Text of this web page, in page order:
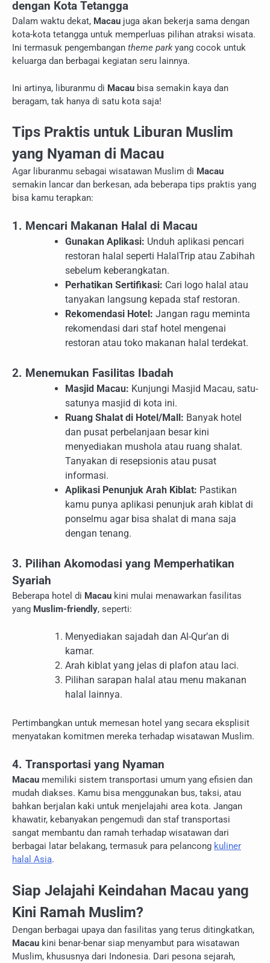
dengan Kota Tetangga
Dalam waktu dekat, Macau juga akan bekerja sama dengan
kota-kota tetangga untuk memperluas pilihan atraksi wisata.
Ini termasuk pengembangan theme parkyang cocok untuk
keluarga dan berbagai kegiatan seru lainnya.
Ini artinya, liburanmu di Macau bisa semakin kaya dan
beragam, tak hanya di satu kota saja!
Tips Praktis untuk Liburan Muslim
yang Nyaman di Macau
Agar liburanmu sebagai wisatawan Muslim di Macau
semakin lancar dan berkesan, ada beberapa tips praktis yang
bisa kamu terapkan:
1. Mencari Makanan Halal di Macau
Gunakan Aplikasi: Unduh aplikasi pencari
restoran halal seperti HalalTrip atau Zabihah
sebelum keberangkatan.
Perhatikan Sertifikasi: Cari logo halal atau
tanyakan langsung kepada staf restoran.
Rekomendasi Hotel: Jangan ragu meminta
rekomendasi dari staf hotel mengenai
restoran atau toko makanan halal terdekat.
2. Menemukan Fasilitas Ibadah
Masjid Macau: Kunjungi Masjid Macau, satu-
satunya masjid di kota ini.
Ruang Shalat di Hotel/Mall: Banyak hotel
dan pusat perbelanjaan besar kini
menyediakan mushola atau ruang shalat.
Tanyakan di resepsionis atau pusat
informasi.
Aplikasi Penunjuk Arah Kiblat: Pastikan
kamu punya aplikasi penunjuk arah kiblat di
ponselmu agar bisa shalat di mana saja
dengan tenang.
3. Pilihan Akomodasi yang Memperhatikan
Syariah
Beberapa hotel di Macau kini mulai menawarkan fasilitas
yang Muslim-friendly, seperti:
Menyediakan sajadah dan Al-Qur’an di
kamar.
Arah kiblat yang jelas di plafon atau laci.
Pilihan sarapan halal atau menu makanan
halal lainnya.
Pertimbangkan untuk memesan hotel yang secara eksplisit
menyatakan komitmen mereka terhadap wisatawan Muslim.
4. Transportasi yang Nyaman
Macau memiliki sistem transportasi umum yang efisien dan
mudah diakses. Kamu bisa menggunakan bus, taksi, atau
bahkan berjalan kaki untuk menjelajahi area kota. Jangan
khawatir, kebanyakan pengemudi dan staf transportasi
sangat membantu dan ramah terhadap wisatawan dari
berbagai latar belakang, termasuk para pelancong kuliner
halal Asia.
Siap Jelajahi Keindahan Macau yang
Kini Ramah Muslim?
Dengan berbagai upaya dan fasilitas yang terus ditingkatkan,
Macau kini benar-benar siap menyambut para wisatawan
Muslim, khususnya dari Indonesia. Dari pesona sejarah,